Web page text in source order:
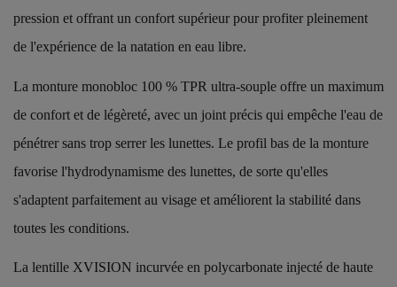
pression et offrant un confort supérieur pour profiter pleinement
de l'expérience de la natation en eau libre.
La monture monobloc 100 % TPR ultra-souple offre un maximum
de confort et de légèreté, avec un joint précis qui empêche l'eau de
pénétrer sans trop serrer les lunettes. Le profil bas de la monture
favorise l'hydrodynamisme des lunettes, de sorte qu'elles
s'adaptent parfaitement au visage et améliorent la stabilité dans
toutes les conditions.
La lentille XVISION incurvée en polycarbonate injecté de haute